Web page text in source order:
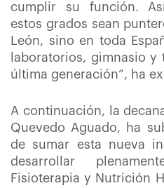
cumplir su función.
estos grados sean
León, sino en toda
laboratorios, gimnasio
última generación”, ha
A continuación, la
Quevedo Aguado, ha
de sumar esta nueva
desarrollar
Fisioterapia y Nutrición